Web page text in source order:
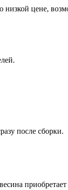
низкой цене,
после сборки.